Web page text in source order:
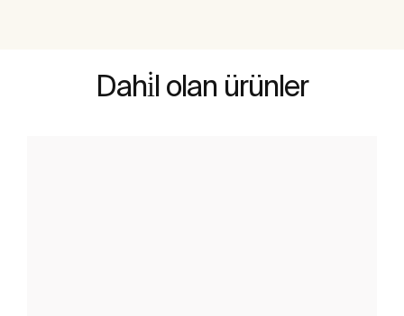
Dahi̇l olan ürünler